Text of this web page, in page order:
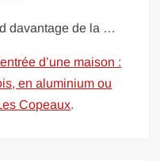
davantage de la …
d’une maison :
en aluminium ou
Copeaux.